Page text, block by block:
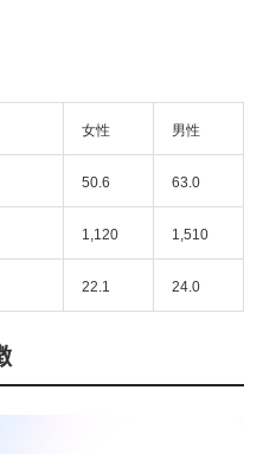
女性 男性
50.6 63.0
1,120 1,510
22.1 24.0